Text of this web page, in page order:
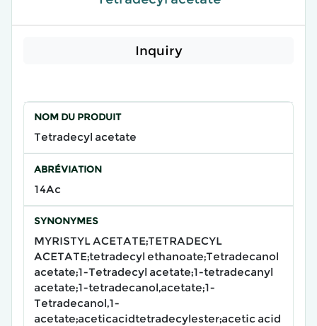
Inquiry
NOM DU PRODUIT
Tetradecyl acetate
ABRÉVIATION
14Ac
SYNONYMES
MYRISTYL ACETATE;TETRADECYL
ACETATE;tetradecyl ethanoate;Tetradecanol
acetate;1-Tetradecyl acetate;1-tetradecanyl
acetate;1-tetradecanol,acetate;1-
Tetradecanol,1-
acetate;aceticacidtetradecylester;acetic acid